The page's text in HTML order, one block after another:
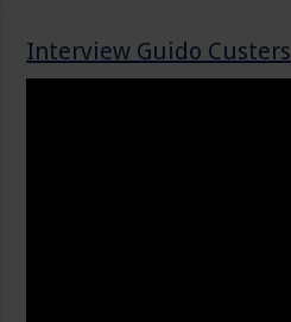
Interview Guido Custers